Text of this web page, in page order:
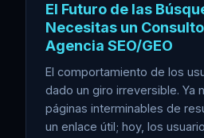
El Futuro de las
Necesitas un
Agencia SEO/GEO
El comportamiento de los
dado un giro irreversible. Ya
páginas interminables de
un enlace útil; hoy, los